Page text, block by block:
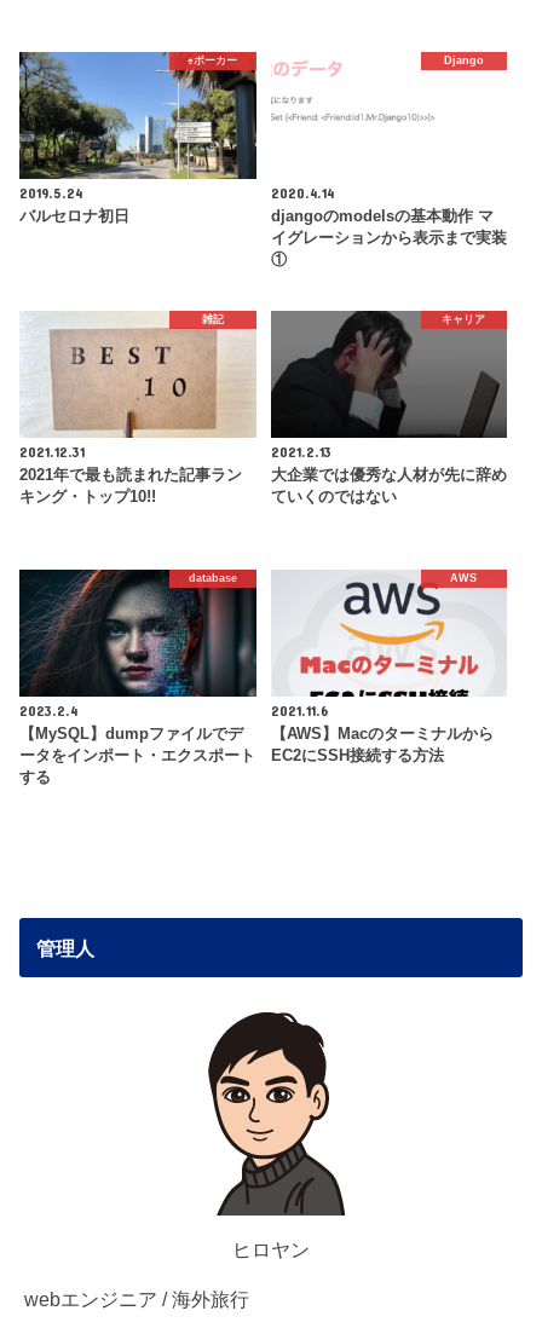
♠️ポーカー
2019.5.24
バルセロナ初日
Django
2020.4.14
djangoのmodelsの基本動作 マ
イグレーションから表示まで実装
①
雑記
2021.12.31
2021年で最も読まれた記事ラン
キング・トップ10!!
キャリア
2021.2.13
大企業では優秀な人材が先に辞め
ていくのではない
database
2023.2.4
【MySQL】dumpファイルでデ
ータをインポート・エクスポート
する
AWS
2021.11.6
【AWS】Macのターミナルから
EC2にSSH接続する方法
管理人
ヒロヤン
webエンジニア / 海外旅行